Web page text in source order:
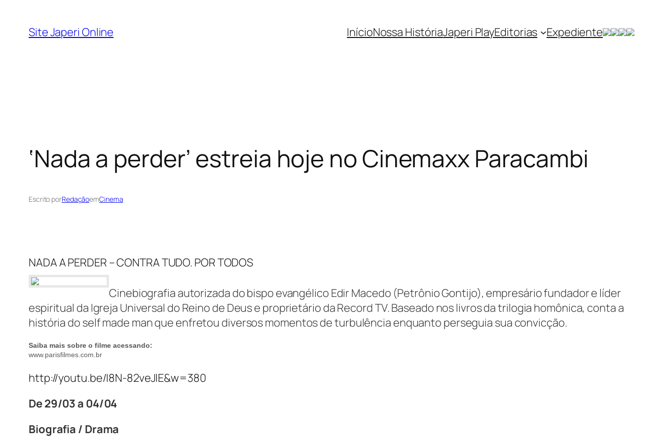
Site Japeri Online InícioNossa HistóriaJaperi PlayEditorias Expediente
‘Nada a perder’ estreia hoje no Cinemaxx Paracambi
Escrito porRedaçãoemCinema
NADA A PERDER – CONTRA TUDO. POR TODOS
Cinebiografia autorizada do bispo evangélico Edir Macedo (Petrônio Gontijo), empresário fundador e líder
espiritual da Igreja Universal do Reino de Deus e proprietário da Record TV. Baseado nos livros da trilogia homônica, conta a
história do self made man que enfretou diversos momentos de turbulência enquanto perseguia sua convicção.
Saiba mais sobre o filme acessando:
www.parisfilmes.com.br
http://youtu.be/I8N-82veJlE&w=380
De 29/03 a 04/04
Biografia / Drama